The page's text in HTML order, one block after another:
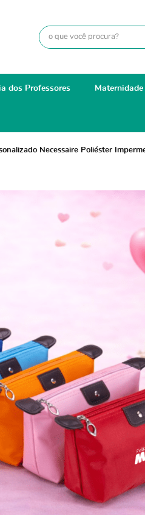
dos Professores Maternidade
Necessaire Poliéster